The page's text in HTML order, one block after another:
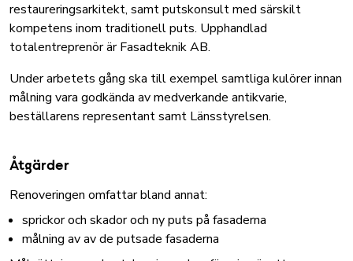
restaureringsarkitekt, samt putskonsult med särskilt
kompetens inom traditionell puts. Upphandlad
totalentreprenör är Fasadteknik AB.
Under arbetets gång ska till exempel samtliga kulörer innan
målning vara godkända av medverkande antikvarie,
beställarens representant samt Länsstyrelsen.
Åtgärder
Renoveringen omfattar bland annat:
sprickor och skador och ny puts på fasaderna
målning av av de putsade fasaderna